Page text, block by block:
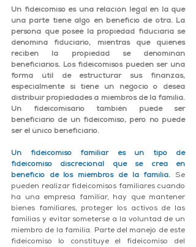
Un fideicomiso es una relación legal en la que
una parte tiene algo en beneficio de otra. La
persona que posee la propiedad fiduciaria se
denomina fiduciario, mientras que quienes
reciben la propiedad se denominan
beneficiarios. Los fideicomisos pueden ser una
forma útil de estructurar sus finanzas,
especialmente si tiene un negocio o desea
distribuir propiedades a miembros de la familia.
Un fideicomisario también puede ser
beneficiario de un fideicomiso, pero no puede
ser el único beneficiario.
Un fideicomiso familiar es un tipo de
fideicomiso discrecional que se crea en
beneficio de los miembros de la familia. Se
pueden realizar fideicomisos familiares cuando
ha una empresa familiar, hay que mantener
bienes familiares, proteger los activos de las
familias y evitar someterse a la voluntad de un
miembro de la familia. Parte del manejo de este
fideicomiso lo constituye el fideicomiso del